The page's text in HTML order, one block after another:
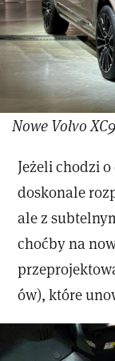
Nowe Volvo
Jeżeli chodzi
doskonale
ale z
choćby na
ów), które